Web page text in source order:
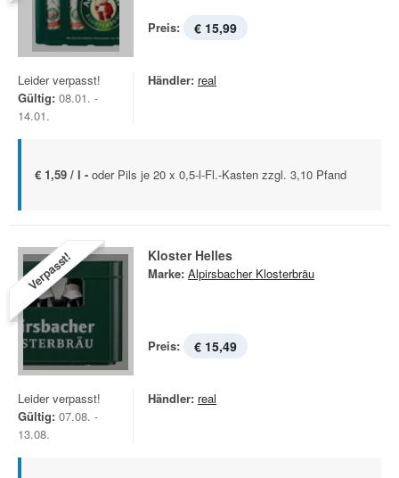
Preis: € 15,99
Leider verpasst!
Gültig: 08.01. -
14.01.
Händler: real
€ 1,59 / l - oder Pils je 20 x 0,5-l-Fl.-Kasten zzgl. 3,10 Pfand
Verpasst! Kloster Helles
Marke: Alpirsbacher Klosterbräu
Preis: € 15,49
Leider verpasst!
Gültig: 07.08. -
13.08.
Händler: real